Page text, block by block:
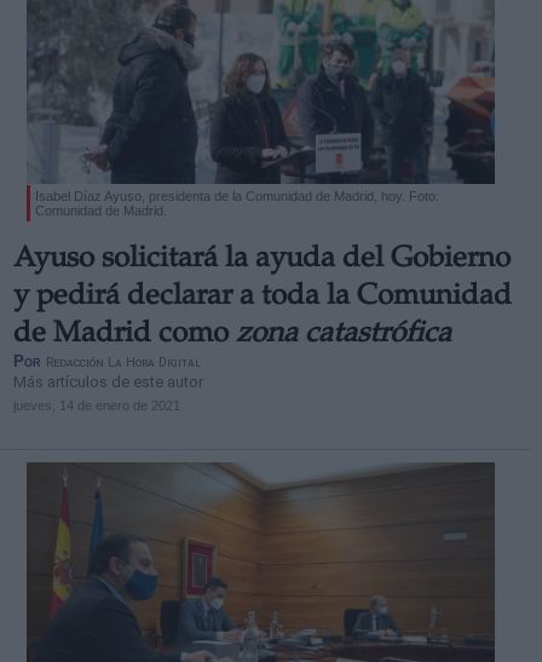
Isabel Díaz Ayuso, presidenta de la Comunidad de Madrid, hoy. Foto:
Comunidad de Madrid.
Ayuso solicitará la ayuda del Gobierno
y pedirá declarar a toda la Comunidad
de Madrid como zona catastrófica
Por Redacción La Hora Digital
Más artículos de este autor
jueves, 14 de enero de 2021